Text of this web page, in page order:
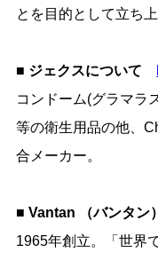
とを目的として立ち上
■ ジェクスについて
コンドーム(グラマラ
等の衛生用品の他、
合メーカー。
■ Vantan （バンタン）
1965年創立。「世界